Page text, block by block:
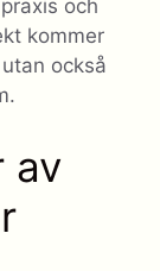
och
kommer
också
av